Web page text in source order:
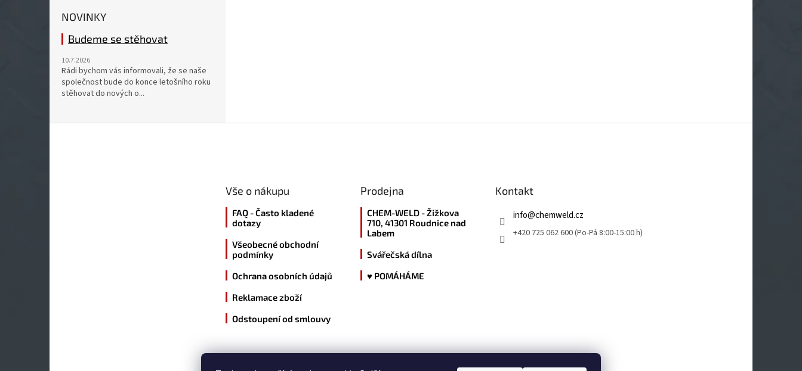
NOVINKY
Budeme se stěhovat
10.7.2026
Rádi bychom vás informovali, že se naše
společnost bude do konce letošního roku
stěhovat do nových o...
Vše o nákupu
FAQ - Často kladené
dotazy
Všeobecné obchodní
podmínky
Ochrana osobních údajů
Reklamace zboží
Odstoupení od smlouvy
Prodejna
CHEM-WELD - Žižkova
710, 41301 Roudnice nad
Labem
Svářečská dílna
♥ POMÁHÁME
Kontakt
info@chemweld.cz
+420 725 062 600 (Po-Pá 8:00-15:00 h)